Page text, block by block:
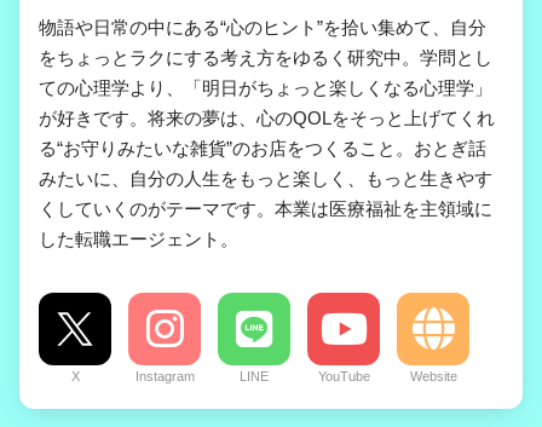
物語や日常の中にある“心のヒント”を拾い集めて、自分
をちょっとラクにする考え方をゆるく研究中。学問とし
ての心理学より、「明日がちょっと楽しくなる心理学」
が好きです。将来の夢は、心のQOLをそっと上げてくれ
る“お守りみたいな雑貨”のお店をつくること。おとぎ話
みたいに、自分の人生をもっと楽しく、もっと生きやす
くしていくのがテーマです。本業は医療福祉を主領域に
した転職エージェント。
X Instagram LINE YouTube Website